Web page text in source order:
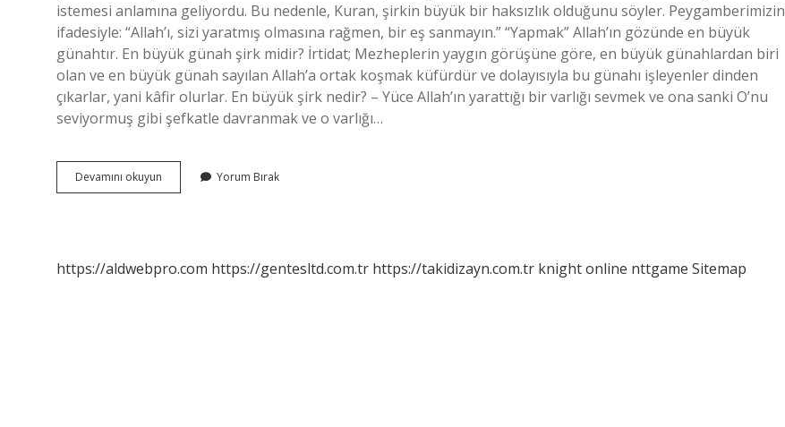
istemesi anlamına geliyordu. Bu nedenle, Kuran, şirkin büyük bir haksızlık olduğunu söyler. Peygamberimizin
ifadesiyle: “Allah’ı, sizi yaratmış olmasına rağmen, bir eş sanmayın.” “Yapmak” Allah’ın gözünde en büyük
günahtır. En büyük günah şirk midir? İrtidat; Mezheplerin yaygın görüşüne göre, en büyük günahlardan biri
olan ve en büyük günah sayılan Allah’a ortak koşmak küfürdür ve dolayısıyla bu günahı işleyenler dinden
çıkarlar, yani kâfir olurlar. En büyük şirk nedir? – Yüce Allah’ın yarattığı bir varlığı sevmek ve ona sanki O’nu
seviyormuş gibi şefkatle davranmak ve o varlığı…
Devamını okuyun
Neden
Yorum Bırak
https://aldwebpro.com https://gentesltd.com.tr https://takidizayn.com.tr knight online nttgame Sitemap